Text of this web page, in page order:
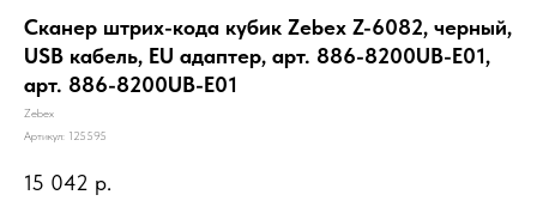
Сканер штрих-кода кубик Zebex Z-6082, черный,
USB кабель, EU адаптер, арт. 886-8200UB-E01,
арт. 886-8200UB-E01
Zebex
Артикул: 125595
15 042 р.